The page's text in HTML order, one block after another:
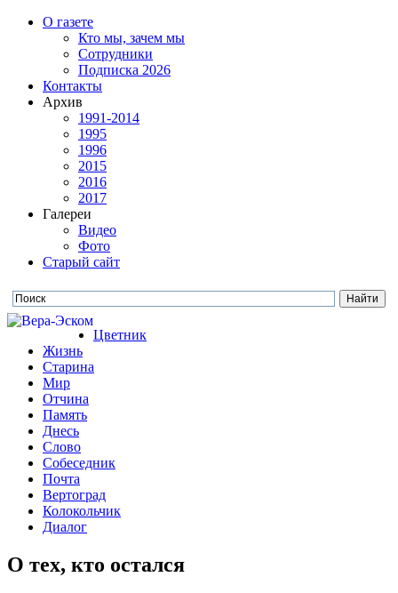
О газете
Кто мы, зачем мы
Сотрудники
Подписка 2026
Контакты
Архив
1991-2014
1995
1996
2015
2016
2017
Галереи
Видео
Фото
Старый сайт
Цветник
Жизнь
Старина
Мир
Отчина
Память
Днесь
Слово
Собеседник
Почта
Вертоград
Колокольчик
Диалог
О тех, кто остался